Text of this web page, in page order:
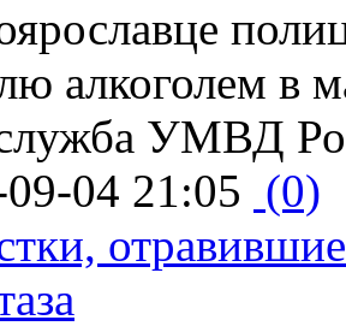
алкоголем в
УМВД
04 21:05 (0)